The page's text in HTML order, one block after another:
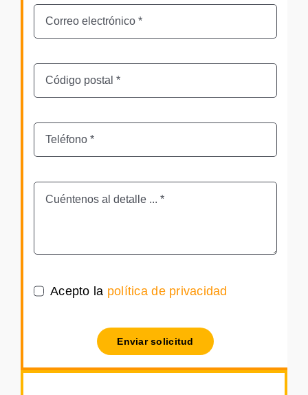
Acepto la política de privacidad
Enviar solicitud